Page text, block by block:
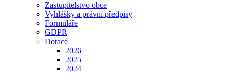
Zastupitelstvo obce
Vyhlášky a právní předpisy
Formuláře
GDPR
Dotace
2026
2025
2024